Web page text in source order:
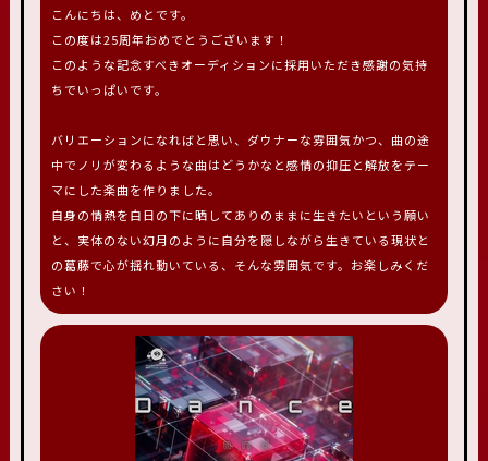
こんにちは、めとです。
この度は25周年おめでとうございます！
このような記念すべきオーディションに採用いただき感謝の気持
ちでいっぱいです。
バリエーションになればと思い、ダウナーな雰囲気かつ、曲の途
中でノリが変わるような曲はどうかなと感情の抑圧と解放をテー
マにした楽曲を作りました。
自身の情熱を白日の下に晒してありのままに生きたいという願い
と、実体のない幻月のように自分を隠しながら生きている現状と
の葛藤で心が揺れ動いている、そんな雰囲気です。お楽しみくだ
さい！